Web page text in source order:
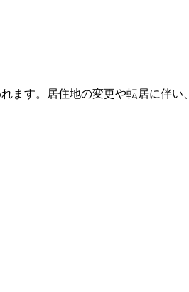
ます。居住地の変更や転居に伴